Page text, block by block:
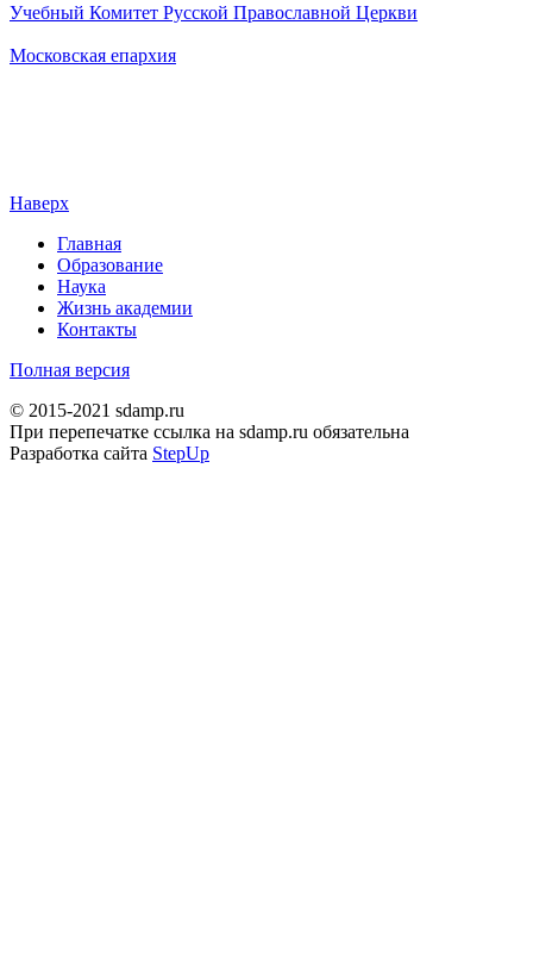
Учебный Комитет Русской Православной Церкви
Московская епархия
Наверх
Главная
Образование
Наука
Жизнь академии
Контакты
Полная версия
© 2015-2021 sdamp.ru
При перепечатке ссылка на sdamp.ru обязательна
Разработка сайта StepUp